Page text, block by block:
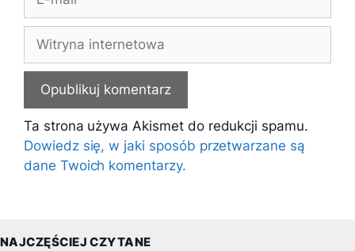
mail
internetowa
Ta strona używa Akismet do redukcji spamu.
Dowiedz się, w jaki sposób przetwarzane są
dane Twoich komentarzy.
NAJCZĘŚCIEJ CZYTANE